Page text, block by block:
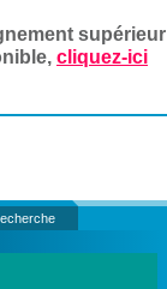
supérieur
cliquez-ici